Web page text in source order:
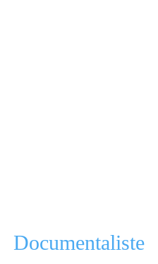
Documentaliste